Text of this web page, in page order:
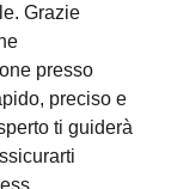
Grazie
presso
preciso e
ti guiderà